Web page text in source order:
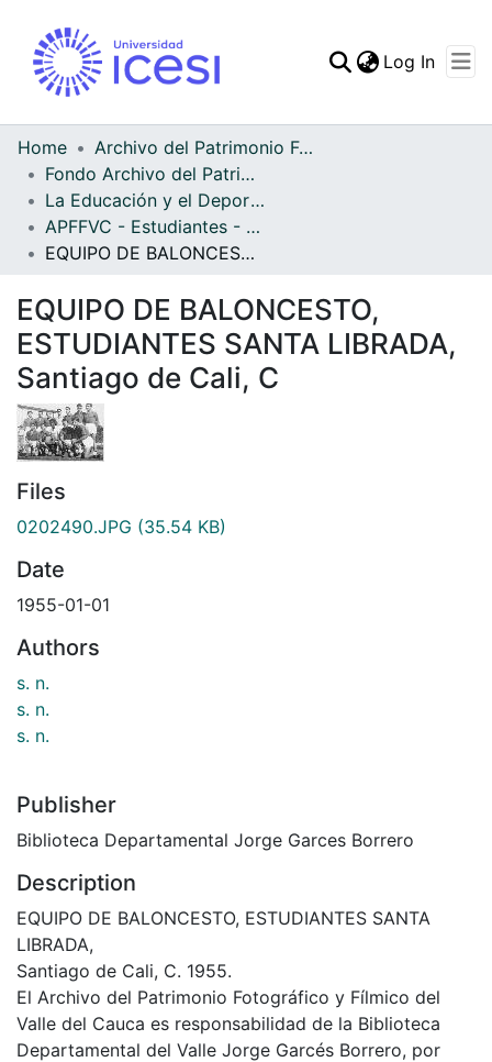
Log In
Home
Archivo del Patrimonio Fotográfico y Fílmico del Valle del Cauca
Fondo Archivo del Patrimonio Fotográfico y Fílmico del Valle del Cauca
La Educación y el Deporte
APFFVC - Estudiantes - Patrimonial
EQUIPO DE BALONCESTO, ESTUDIANTES SANTA LIBRADA, Santiago de Cali, C
EQUIPO DE BALONCESTO,
ESTUDIANTES SANTA LIBRADA,
Santiago de Cali, C
Files
0202490.JPG (35.54 KB)
Date
1955-01-01
Authors
s. n.
s. n.
s. n.
Publisher
Biblioteca Departamental Jorge Garces Borrero
Description
EQUIPO DE BALONCESTO, ESTUDIANTES SANTA
LIBRADA,
Santiago de Cali, C. 1955.
El Archivo del Patrimonio Fotográfico y Fílmico del
Valle del Cauca es responsabilidad de la Biblioteca
Departamental del Valle Jorge Garcés Borrero, por